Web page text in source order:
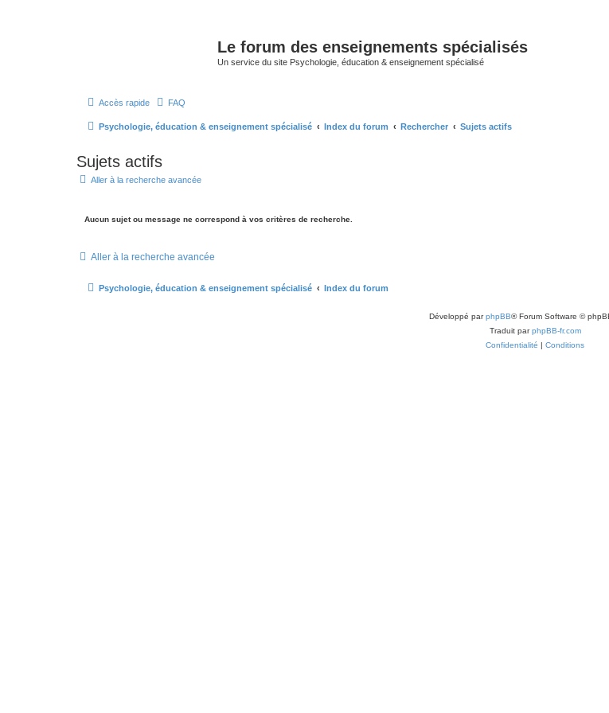
Le forum des enseignements spécialisés
Un service du site Psychologie, éducation & enseignement spécialisé
Accès rapide FAQ
Psychologie, éducation & enseignement spécialisé Index du forum Rechercher Sujets actifs
Sujets actifs
Aller à la recherche avancée
Aucun sujet ou message ne correspond à vos critères de recherche.
Aller à la recherche avancée
Psychologie, éducation & enseignement spécialisé Index du forum
Développé parphpBB® Forum Software ©
Traduit parphpBB-fr.com
Confidentialité | Conditions